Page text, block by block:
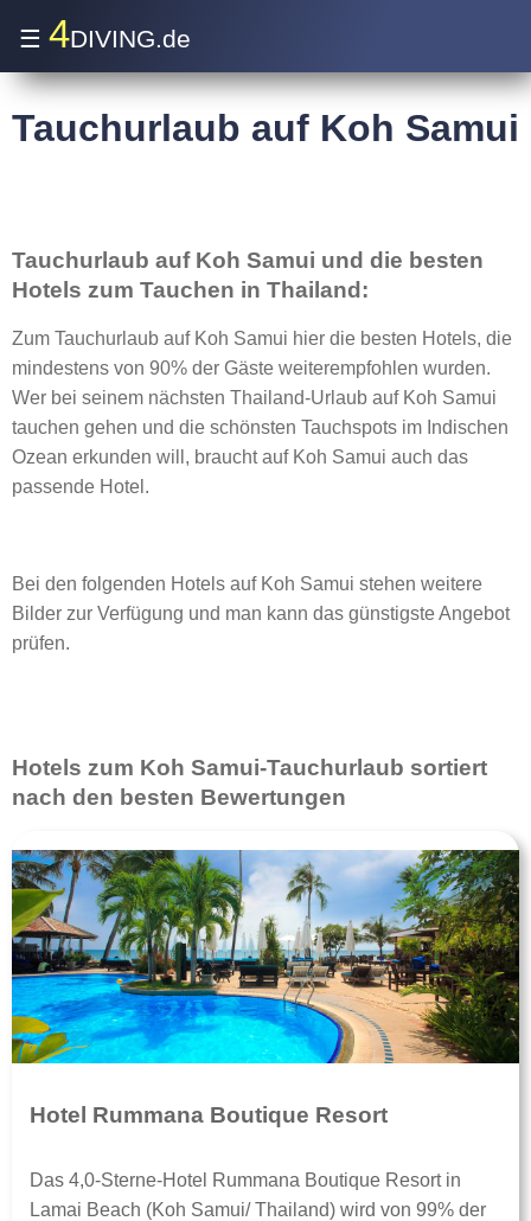
☰ 4DIVING.de
Tauchurlaub auf Koh Samui
Tauchurlaub auf Koh Samui und die besten
Hotels zum Tauchen in Thailand:
Zum Tauchurlaub auf Koh Samui hier die besten Hotels, die
mindestens von 90% der Gäste weiterempfohlen wurden.
Wer bei seinem nächsten Thailand-Urlaub auf Koh Samui
tauchen gehen und die schönsten Tauchspots im Indischen
Ozean erkunden will, braucht auf Koh Samui auch das
passende Hotel.
Bei den folgenden Hotels auf Koh Samui stehen weitere
Bilder zur Verfügung und man kann das günstigste Angebot
prüfen.
Hotels zum Koh Samui-Tauchurlaub sortiert
nach den besten Bewertungen
Hotel Rummana Boutique Resort
Das 4,0-Sterne-Hotel Rummana Boutique Resort in
Lamai Beach (Koh Samui/ Thailand) wird von 99% der